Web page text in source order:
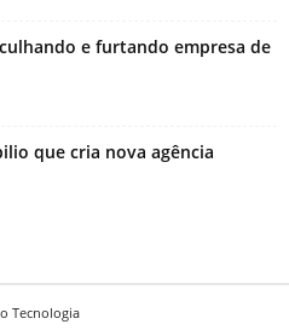
e furtando empresa de
que cria nova agência
Tecnologia